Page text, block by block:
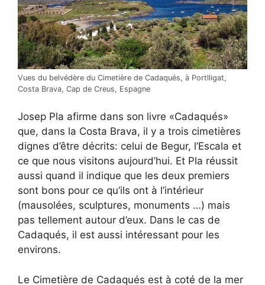
Vues du belvédère du Cimetière de Cadaqués, à Portlligat,
Costa Brava, Cap de Creus, Espagne
Josep Pla afirme dans son livre «Cadaqués»
que, dans la Costa Brava, il y a trois cimetières
dignes d’être décrits: celui de Begur, l’Escala et
ce que nous visitons aujourd’hui. Et Pla réussit
aussi quand il indique que les deux premiers
sont bons pour ce qu’ils ont à l’intérieur
(mausolées, sculptures, monuments …) mais
pas tellement autour d’eux. Dans le cas de
Cadaqués, il est aussi intéressant pour les
environs.
Le Cimetière de Cadaqués est à coté de la mer